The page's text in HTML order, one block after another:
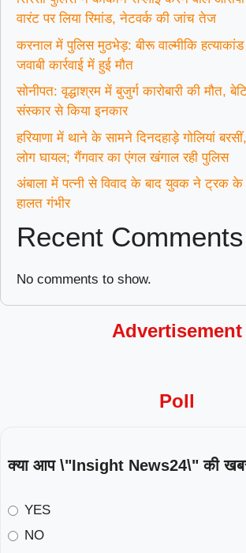
वारंट पर लिया रिमांड, नेटवर्क की जांच तेज
करनाल में पुलिस मुठभेड़: बीरू वाल्मीकि
जवाबी कार्रवाई में हुई मौत
सोनीपत: वृद्धाश्रम में बुजुर्ग कारोबारी की मौत,
संस्कार से किया इनकार
हरियाणा में थाने के सामने दिनदहाड़े गोलियां
लोग घायल; गैंगवार का एंगल खंगाल रही पुलिस
अंबाला में पत्नी से विवाद के बाद युवक ने ट्रक
हालत गंभीर
Recent Comments
No comments to show.
Advertisement
Poll
क्या आप \"Insight News24\" की
YES
NO